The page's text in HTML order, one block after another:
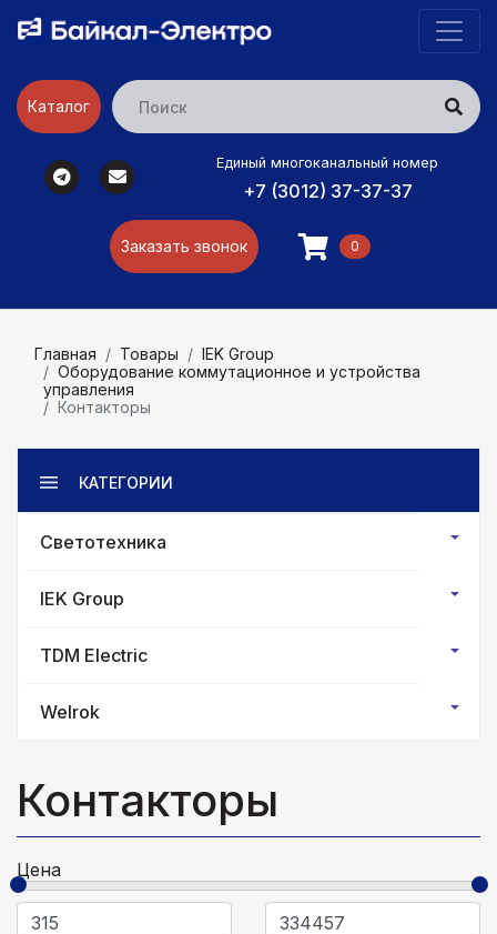
Каталог
Единый многоканальный номер
+7 (3012) 37-37-37
Заказать звонок 0
Главная Товары
IEK Group
Оборудование коммутационное и устройства
управления
Контакторы
КАТЕГОРИИ
Светотехника
IEK Group
TDM Electric
Welrok
Контакторы
Цена